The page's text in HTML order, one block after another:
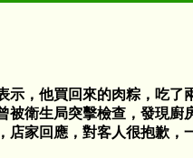
，他買回來的肉粽，吃了
衛生局突擊檢查，發現廚
家回應，對客人很抱歉，